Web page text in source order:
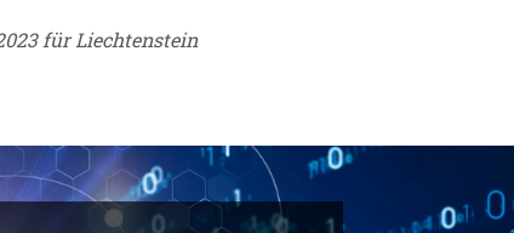
für Liechtenstein